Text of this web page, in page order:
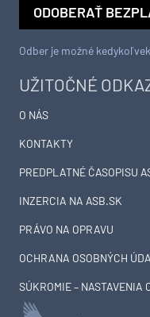
UŽITOČNÉ
O NÁS
KONTAKTY
PREDPLATNÉ ČASOPISU
INZERCIA NA ASB.SK
PRÁVO NA OPRAVU
OCHRANA OSOBNÝCH
SÚKROMIE – NASTAVENIA
ODOBERAŤ
Odber je možné